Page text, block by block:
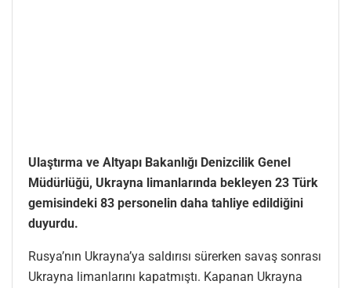
Ulaştırma ve Altyapı Bakanlığı Denizcilik Genel
Müdürlüğü, Ukrayna limanlarında bekleyen 23 Türk
gemisindeki 83 personelin daha tahliye edildiğini
duyurdu.
Rusya’nın Ukrayna’ya saldırısı sürerken savaş sonrası
Ukrayna limanlarını kapatmıştı. Kapanan Ukrayna